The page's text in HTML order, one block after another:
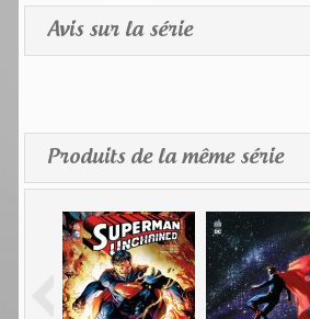
Avis sur la série
Produits de la même série